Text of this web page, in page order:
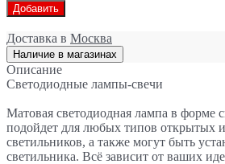
Добавить
Доставка в Москва
Наличие в магазинах
Описание
Светодиодные лампы-свечи
Матовая светодиодная лампа в форме
подойдет для любых типов открытых
светильников, а также могут быть
светильника. Всё зависит от ваших